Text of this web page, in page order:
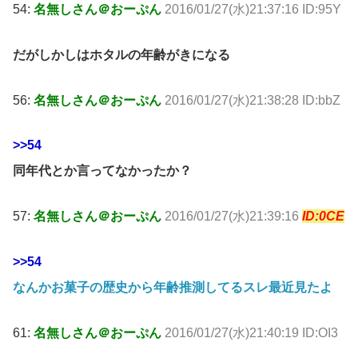
54: 名無しさん＠おーぷん 2016/01/27(水)21:37:16 ID:95Y
だがしかしはホタルの年齢がきになる
56: 名無しさん＠おーぷん 2016/01/27(水)21:38:28 ID:bbZ
>>54
同年代とか言ってなかったか？
57: 名無しさん＠おーぷん 2016/01/27(水)21:39:16 ID:0CE
>>54
なんかお菓子の歴史から年齢推測してるスレ最近見たよ
61: 名無しさん＠おーぷん 2016/01/27(水)21:40:19 ID:OI3